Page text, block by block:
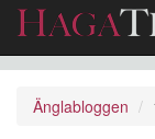
Änglabloggen